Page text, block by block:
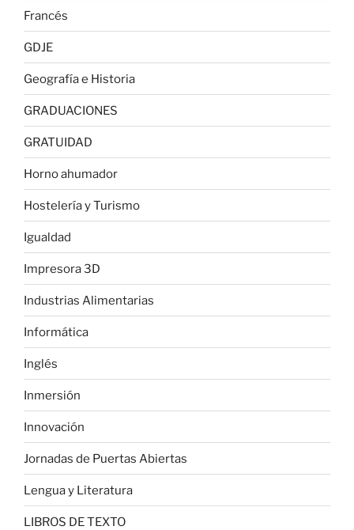
Francés
GDJE
Geografía e Historia
GRADUACIONES
GRATUIDAD
Horno ahumador
Hostelería y Turismo
Igualdad
Impresora 3D
Industrias Alimentarias
Informática
Inglés
Inmersión
Innovación
Jornadas de Puertas Abiertas
Lengua y Literatura
LIBROS DE TEXTO